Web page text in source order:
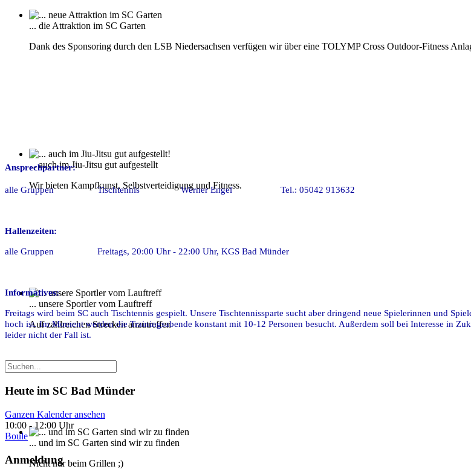
... die Attraktion im SC Garten
Dank des Sponsoring durch den LSB Niedersachsen verfügen wir über eine TOLYMP Cross Outdoor-Fitness
... auch im Jiu-Jitsu gut aufgestellt
Wir bieten Kampfkunst, Selbstverteidigung und Fitness.
... unsere Sportler vom Lauftreff
Auf zahlreichen Strecken anzutreffen
... und im SC Garten sind wir zu finden
Nicht nur beim Grillen ;)
Ansprechpartner:
alle Gruppen Tischtennis Werner Engel Tel.: 05042 913632
Hallenzeiten:
alle Gruppen Freitags, 20:00 Uhr - 22:00 Uhr, KGS Bad Münder
Informatives:
Freitags wird beim SC auch Tischtennis gespielt. Unsere Tischtennissparte sucht aber dringend neue Spielerinnen und
hoch ist. Im Moment werden die Trainingsabende konstant mit 10-12 Personen besucht. Außerdem soll bei Interesse in
leider nicht der Fall ist.
Heute im SC Bad Münder
Ganzen Kalender ansehen
10:00 -12:00 Uhr
Boule
Anmeldung